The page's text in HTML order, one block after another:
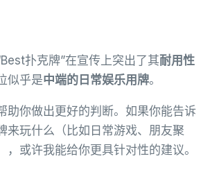
扑克牌”在宣传上突出了其耐用性
似乎是中端的日常娱乐用牌。
助你做出更好的判断。如果你能告诉
来玩什么（比如日常游戏、朋友聚
，或许我能给你更具针对性的建议。